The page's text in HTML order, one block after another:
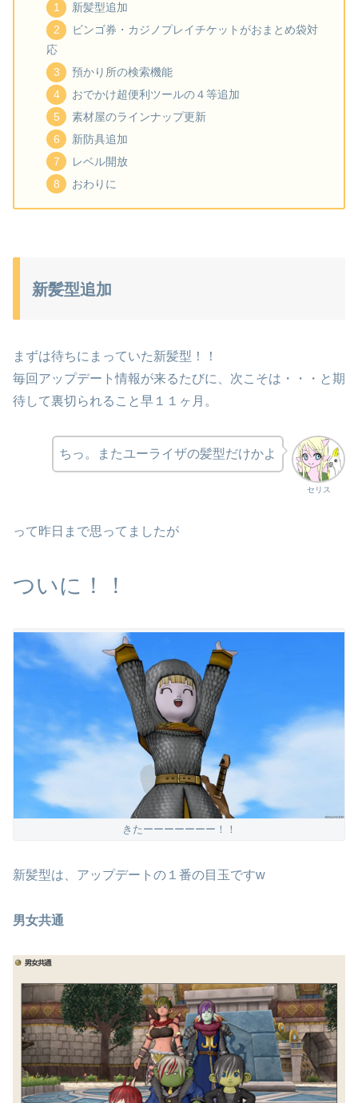
新髪型追加
ビンゴ券・カジノプレイチケットがおまとめ袋対
応
預かり所の検索機能
おでかけ超便利ツールの４等追加
素材屋のラインナップ更新
新防具追加
レベル開放
おわりに
新髪型追加
まずは待ちにまっていた新髪型！！
毎回アップデート情報が来るたびに、次こそは・・・と期
待して裏切られること早１１ヶ月。
セリス
ちっ。またユーライザの髪型だけかよ
って昨日まで思ってましたが
ついに！！
きたーーーーーーー！！
新髪型は、アップデートの１番の目玉ですw
男女共通